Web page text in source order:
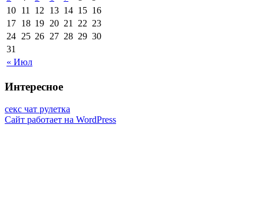
« Июл
10 11 12 13 14 15 16
17 18 19 20 21 22 23
24 25 26 27 28 29 30
31
Интересное
секс чат рулетка
Сайт работает на WordPress